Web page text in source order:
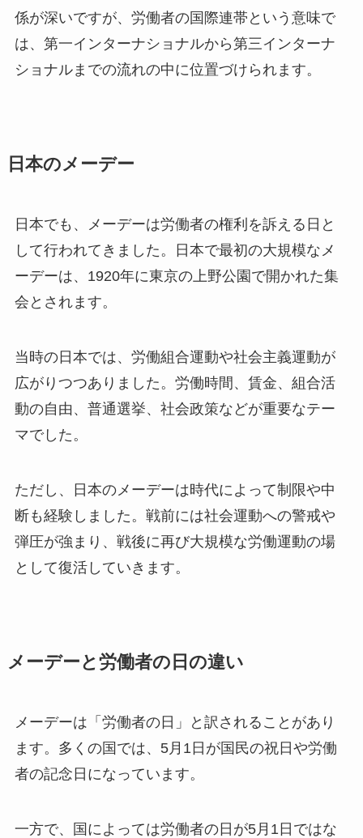
係が深いですが、労働者の国際連帯という意味で
は、第一インターナショナルから第三インターナ
ショナルまでの流れの中に位置づけられます。
日本のメーデー
日本でも、メーデーは労働者の権利を訴える日と
して行われてきました。日本で最初の大規模なメ
ーデーは、1920年に東京の上野公園で開かれた集
会とされます。
当時の日本では、労働組合運動や社会主義運動が
広がりつつありました。労働時間、賃金、組合活
動の自由、普通選挙、社会政策などが重要なテー
マでした。
ただし、日本のメーデーは時代によって制限や中
断も経験しました。戦前には社会運動への警戒や
弾圧が強まり、戦後に再び大規模な労働運動の場
として復活していきます。
メーデーと労働者の日の違い
メーデーは「労働者の日」と訳されることがあり
ます。多くの国では、5月1日が国民の祝日や労働
者の記念日になっています。
一方で、国によっては労働者の日が5月1日ではな